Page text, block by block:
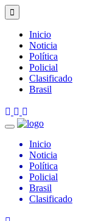
Inicio
Noticia
Política
Policial
Clasificado
Brasil
Inicio
Noticia
Política
Policial
Brasil
Clasificado